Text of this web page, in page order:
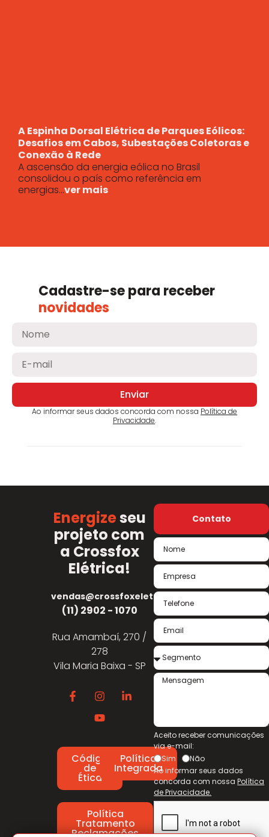
A Espinha Dorsal Elétrica de Parques Eólicos:
Desafios em Cabos, Subestações Coletoras e
Conexão à Rede
A ascensão da energia eólica no Brasil
consolidou o país como referência em
energias...ver mais
Cadastre-se para receber
novidades
Enviar
Ao informar seus dados concorda com nossa Política de
Privacidade.
Energizeseu
projeto com
a Crossfox
Elétrica!
vendas@crossfoxeletrica.com.br
(11) 2902 - 1070
Rua Amambaí, 270 /
278
Vila Maria Baixa - SP
Código
de
Ética
Política
Integrada
Política
Tratamento
Reclamações
Contato
Aceito receber comunicações
via e-mail:
Sim
Não
Ao informar seus dados
concorda com nossaPolítica
de Privacidade.